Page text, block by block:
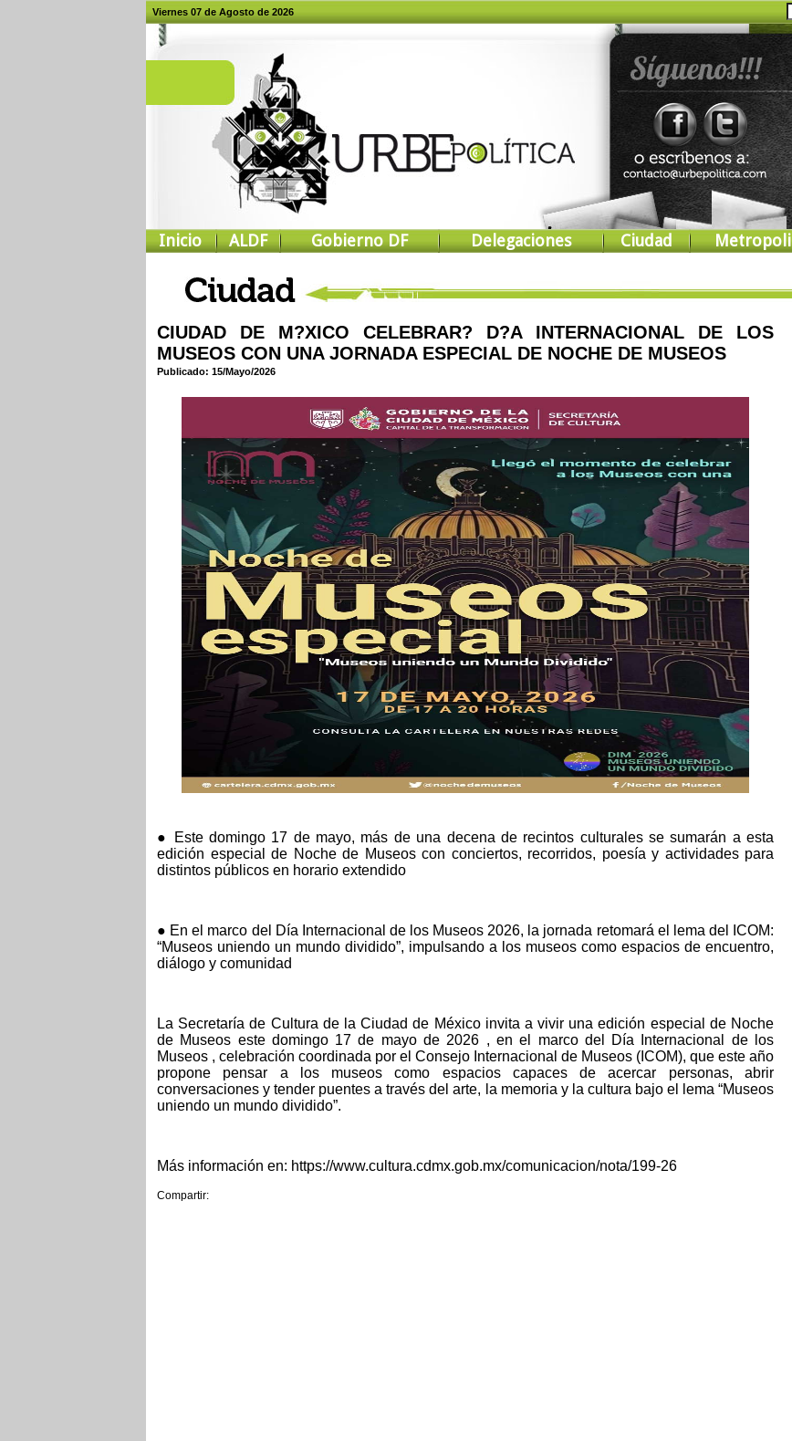
Viernes 07 de Agosto de 2026
Inicio ALDF Gobierno DF Delegaciones Ciudad Metropoli
CIUDAD DE M?XICO CELEBRAR? D?A INTERNACIONAL DE LOS
MUSEOS CON UNA JORNADA ESPECIAL DE NOCHE DE MUSEOS
Publicado: 15/Mayo/2026
● Este domingo 17 de mayo, más de una decena de recintos culturales se sumarán a esta
edición especial de Noche de Museos con conciertos, recorridos, poesía y actividades para
distintos públicos en horario extendido
● En el marco del Día Internacional de los Museos 2026, la jornada retomará el lema del ICOM:
“Museos uniendo un mundo dividido”, impulsando a los museos como espacios de encuentro,
diálogo y comunidad
La Secretaría de Cultura de la Ciudad de México invita a vivir una edición especial de Noche
de Museos este domingo 17 de mayo de 2026 , en el marco del Día Internacional de los
Museos , celebración coordinada por el Consejo Internacional de Museos (ICOM), que este año
propone pensar a los museos como espacios capaces de acercar personas, abrir
conversaciones y tender puentes a través del arte, la memoria y la cultura bajo el lema “Museos
uniendo un mundo dividido”.
Más información en: https://www.cultura.cdmx.gob.mx/comunicacion/nota/199-26
Compartir: